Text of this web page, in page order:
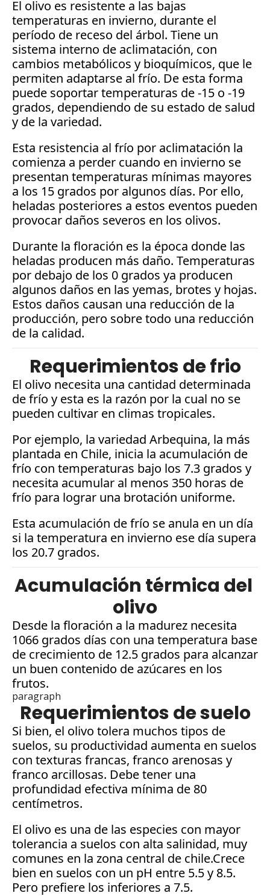
El olivo es resistente a las bajas
temperaturas en invierno, durante el
período de receso del árbol. Tiene un
sistema interno de aclimatación, con
cambios metabólicos y bioquímicos, que le
permiten adaptarse al frío. De esta forma
puede soportar temperaturas de -15 o -19
grados, dependiendo de su estado de salud
y de la variedad.
Esta resistencia al frío por aclimatación la
comienza a perder cuando en invierno se
presentan temperaturas mínimas mayores
a los 15 grados por algunos días. Por ello,
heladas posteriores a estos eventos pueden
provocar daños severos en los olivos.
Durante la floración es la época donde las
heladas producen más daño. Temperaturas
por debajo de los 0 grados ya producen
algunos daños en las yemas, brotes y hojas.
Estos daños causan una reducción de la
producción, pero sobre todo una reducción
de la calidad.
Requerimientos de frio
El olivo necesita una cantidad determinada
de frío y esta es la razón por la cual no se
pueden cultivar en climas tropicales.
Por ejemplo, la variedad Arbequina, la más
plantada en Chile, inicia la acumulación de
frío con temperaturas bajo los 7.3 grados y
necesita acumular al menos 350 horas de
frío para lograr una brotación uniforme.
Esta acumulación de frío se anula en un día
si la temperatura en invierno ese día supera
los 20.7 grados.
Acumulación térmica del
olivo
Desde la floración a la madurez necesita
1066 grados días con una temperatura base
de crecimiento de 12.5 grados para alcanzar
un buen contenido de azúcares en los
frutos.
paragraph
Requerimientos de suelo
Si bien, el olivo tolera muchos tipos de
suelos, su productividad aumenta en suelos
con texturas francas, franco arenosas y
franco arcillosas. Debe tener una
profundidad efectiva mínima de 80
centímetros.
El olivo es una de las especies con mayor
tolerancia a suelos con alta salinidad, muy
comunes en la zona central de chile.Crece
bien en suelos con un pH entre 5.5 y 8.5.
Pero prefiere los inferiores a 7.5.